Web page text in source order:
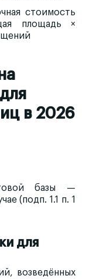
стоимость
площадь ×
в 2026
базы —
(подп. 1.1 п. 1
для
возведённых